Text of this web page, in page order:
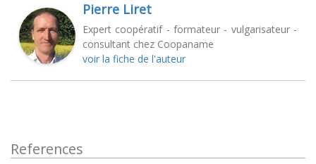
Pierre Liret
Expert coopératif - formateur - vulgarisateur -
consultant chez Coopaname
voir la fiche de l'auteur
References